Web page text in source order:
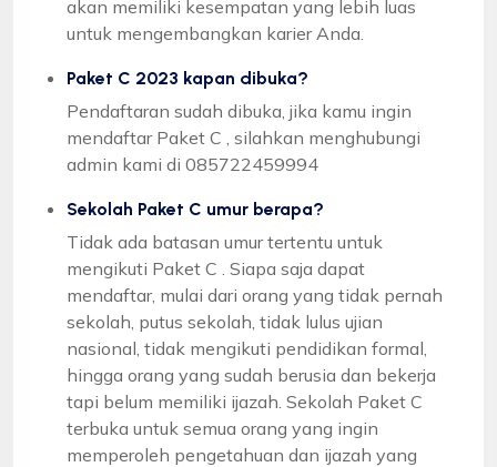
akan memiliki kesempatan yang lebih luas
untuk mengembangkan karier Anda.
Paket C 2023 kapan dibuka?
Pendaftaran sudah dibuka, jika kamu ingin
mendaftar Paket C , silahkan menghubungi
admin kami di 085722459994
Sekolah Paket C umur berapa?
Tidak ada batasan umur tertentu untuk
mengikuti Paket C . Siapa saja dapat
mendaftar, mulai dari orang yang tidak pernah
sekolah, putus sekolah, tidak lulus ujian
nasional, tidak mengikuti pendidikan formal,
hingga orang yang sudah berusia dan bekerja
tapi belum memiliki ijazah. Sekolah Paket C
terbuka untuk semua orang yang ingin
memperoleh pengetahuan dan ijazah yang